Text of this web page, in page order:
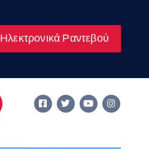
Ηλεκτρονικά Ραντεβού